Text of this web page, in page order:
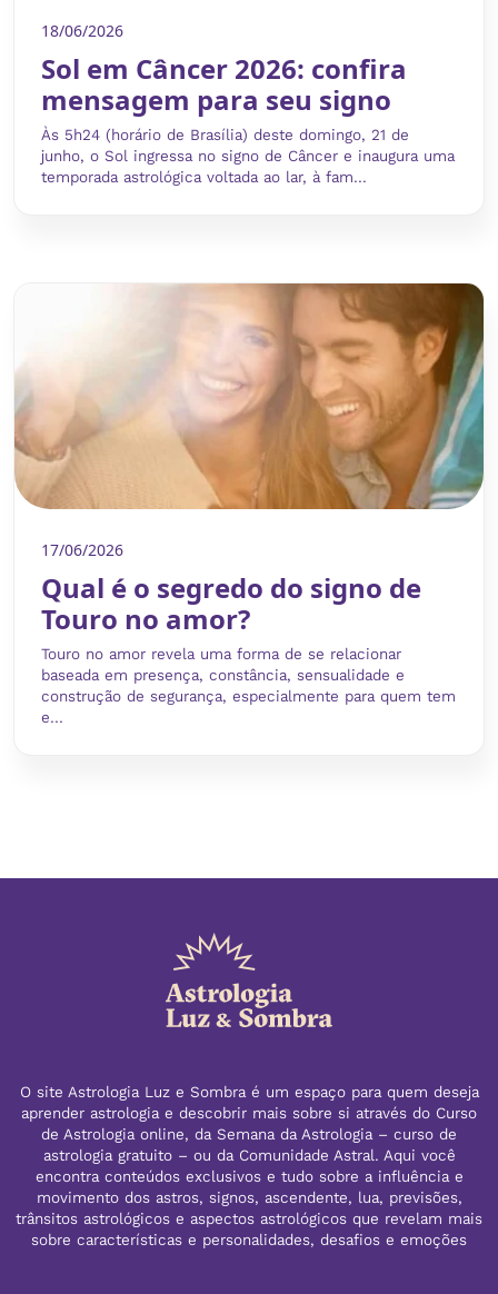
18/06/2026
Sol em Câncer 2026: confira
mensagem para seu signo
Às 5h24 (horário de Brasília) deste domingo, 21 de
junho, o Sol ingressa no signo de Câncer e inaugura uma
temporada astrológica voltada ao lar, à fam...
17/06/2026
Qual é o segredo do signo de
Touro no amor?
Touro no amor revela uma forma de se relacionar
baseada em presença, constância, sensualidade e
construção de segurança, especialmente para quem tem
e...
O site Astrologia Luz e Sombra é um espaço para quem deseja
aprender astrologia e descobrir mais sobre si através do Curso
de Astrologia online, da Semana da Astrologia – curso de
astrologia gratuito – ou da Comunidade Astral. Aqui você
encontra conteúdos exclusivos e tudo sobre a influência e
movimento dos astros, signos, ascendente, lua, previsões,
trânsitos astrológicos e aspectos astrológicos que revelam mais
sobre características e personalidades, desafios e emoções